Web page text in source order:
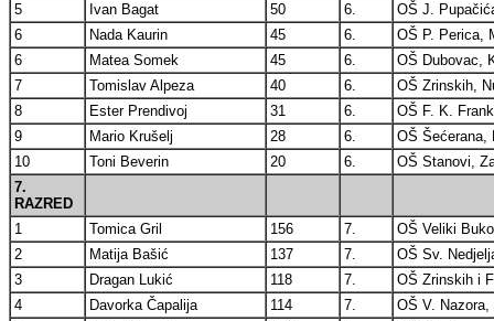
5
Ivan Bagat 50 6.
OŠ J.
6
Nada Kaurin 45 6.
OŠ P. Perica,
6
Matea Somek 45 6.
OŠ Dubovac,
7
Tomislav Alpeza 40 6.
OŠ Zrinskih,
8
Ester Prendivoj 31 6.
OŠ F. K.
9
Mario Krušelj 28 6.
OŠ Šećerana,
10
Toni Beverin 20 6.
OŠ Stanovi,
7.
RAZRED
1
Tomica Gril 156 7.
OŠ Veliki
2
Matija Bašić 137 7.
OŠ Sv.
3
Dragan Lukić 118 7.
OŠ Zrinskih i
4
Davorka Čapalija 114 7.
OŠ V.